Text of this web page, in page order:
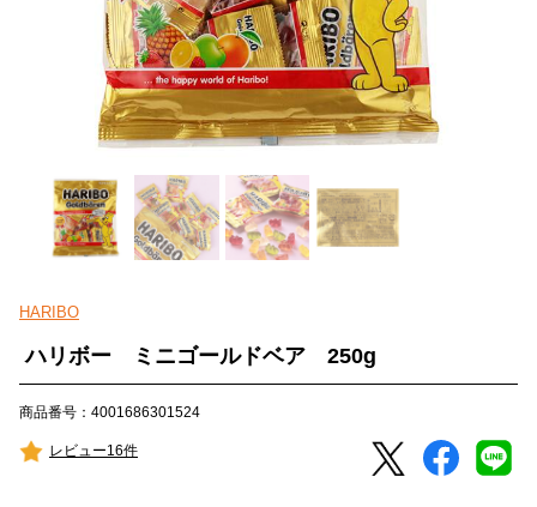
HARIBO
ハリボー ミニゴールドベア 250g
商品番号：4001686301524
レビュー16件